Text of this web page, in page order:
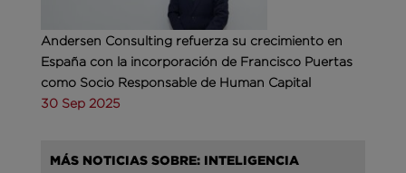
Andersen Consulting refuerza su crecimiento en
España con la incorporación de Francisco Puertas
como Socio Responsable de Human Capital
30 Sep 2025
MÁS NOTICIAS SOBRE: INTELIGENCIA